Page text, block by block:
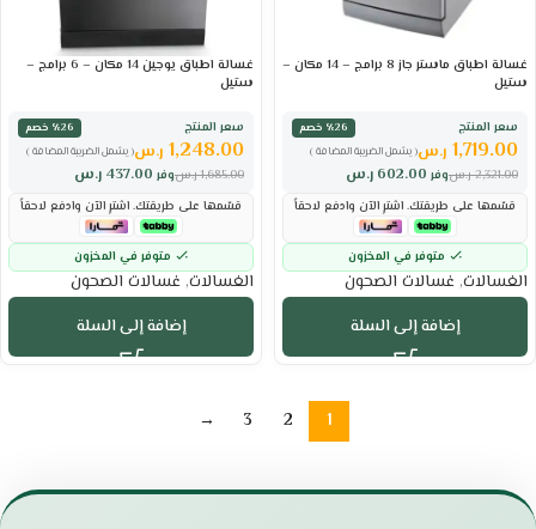
غسالة اطباق ماستر جاز 8 برامج – 14 مكان –
ستيل
سعر المنتج
٪26 خصم
( يشمل الضريبة المضافة )
1,719.00 ر.س
وفر 602.00 ر.س 2,321.00 ر.س
قسّمها على طريقتك. اشترِ الآن وادفع لاحقاً
متوفر في المخزون
الغسالات, غسالات الصحون
إضافة إلى السلة
غسالة اطباق يوجين 14 مكان – 6 برامج –
ستيل
سعر المنتج
٪26 خصم
( يشمل الضريبة المضافة )
1,248.00 ر.س
وفر 437.00 ر.س 1,685.00 ر.س
قسّمها على طريقتك. اشترِ الآن وادفع لاحقاً
متوفر في المخزون
الغسالات, غسالات الصحون
إضافة إلى السلة
1
2
3
→